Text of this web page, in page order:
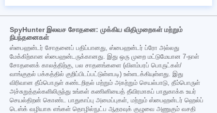
SpyHunter இலவச சோதனை: முக்கிய விதிமுறைகள் மற்றும்
நிபந்தனைகள்
ஸ்பைஹன்டர் சோதனைப் பதிப்பானது, ஸ்பைஹன்டர் ப்ரோ அல்லது
மேக்கிற்கான ஸ்பைஹன்டருக்கானது. இது ஒரு முறை மட்டுமேயான 7-நாள்
சோதனைக் காலத்திற்கு, பல சாதனங்களை (விளம்பரப் பொருட்கள்/
வாங்குதல் பக்கத்தில் குறிப்பிடப்பட்டுள்ளபடி) உள்ளடக்கியுள்ளது. இது
விரிவான தீம்பொருள் கண்டறிதல் மற்றும் அகற்றும் செயல்பாடு, தீம்பொருள்
அச்சுறுத்தல்களிலிருந்து உங்கள் கணினியைத் தீவிரமாகப் பாதுகாக்க உயர்
செயல்திறன் கொண்ட பாதுகாப்பு அமைப்புகள், மற்றும் ஸ்பைஹன்டர் ஹெல்ப்
டெஸ்க் வழியாக எங்கள் தொழில்நுட்ப ஆதரவுக் குழுவை அணுகும் வசதி